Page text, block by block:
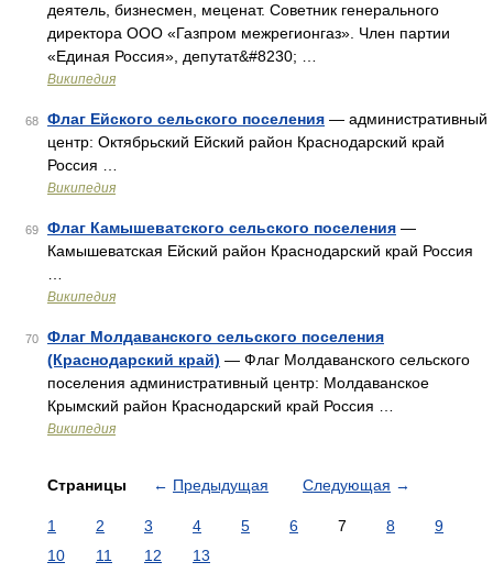
деятель, бизнесмен, меценат. Советник генерального
директора ООО «Газпром межрегионгаз». Член партии
«Единая Россия», депутат&#8230; …
Википедия
68 Флаг Ейского сельского поселения — административный
центр: Октябрьский Ейский район Краснодарский край
Россия …
Википедия
69 Флаг Камышеватского сельского поселения —
Камышеватская Ейский район Краснодарский край Россия
Википедия
70
Флаг Молдаванского сельского поселения
(Краснодарский край) — Флаг Молдаванского сельского
поселения административный центр: Молдаванское
Крымский район Краснодарский край Россия …
Википедия
Страницы ← Предыдущая Следующая →
1 2 3 4 5 6 7 8
9
10
11 12 13